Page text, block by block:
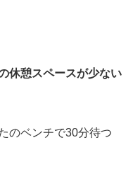
休憩スペースが少ない
のベンチで30分待つ